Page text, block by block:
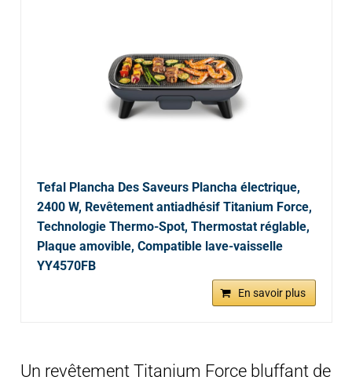
Tefal Plancha Des Saveurs Plancha électrique,
2400 W, Revêtement antiadhésif Titanium Force,
Technologie Thermo-Spot, Thermostat réglable,
Plaque amovible, Compatible lave-vaisselle
YY4570FB
En savoir plus
Un revêtement Titanium Force bluffant de